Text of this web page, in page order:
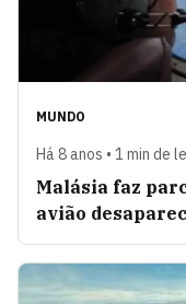
MUNDO
Há 8 anos • 1 min de
Malásia faz
avião